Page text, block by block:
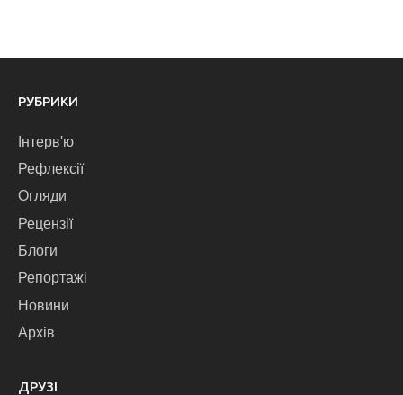
РУБРИКИ
Інтерв'ю
Рефлексії
Огляди
Рецензії
Блоги
Репортажі
Новини
Архів
ДРУЗІ